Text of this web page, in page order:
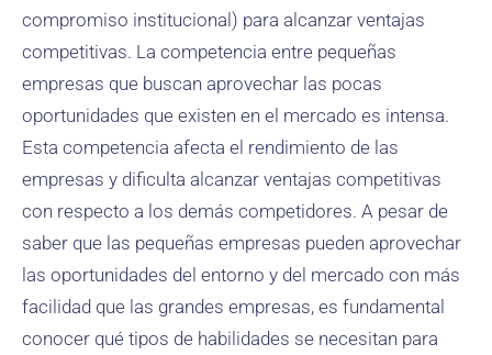
compromiso institucional) para alcanzar ventajas
competitivas. La competencia entre pequeñas
empresas que buscan aprovechar las pocas
oportunidades que existen en el mercado es intensa.
Esta competencia afecta el rendimiento de las
empresas y dificulta alcanzar ventajas competitivas
con respecto a los demás competidores. A pesar de
saber que las pequeñas empresas pueden aprovechar
las oportunidades del entorno y del mercado con más
facilidad que las grandes empresas, es fundamental
conocer qué tipos de habilidades se necesitan para